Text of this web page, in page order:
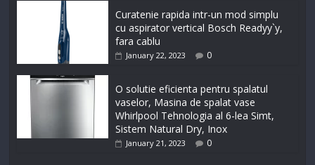
Curatenie rapida intr-un mod simplu
cu aspirator vertical Bosch Readyy`y,
fara cablu
January 22, 2023 0
O solutie eficienta pentru spalatul
vaselor, Masina de spalat vase
Whirlpool Tehnologia al 6-lea Simt,
Sistem Natural Dry, Inox
January 21, 2023 0